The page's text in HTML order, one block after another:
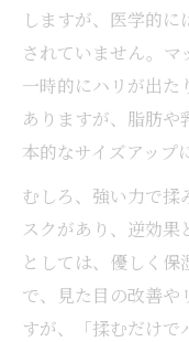
しますが、医学的
されていません。マ
一時的にハリが出た
ありますが、脂肪や
本的なサイズアップ
むしろ、強い力で揉
スクがあり、逆効果
としては、優しく保
で、見た目の改善や
すが、「揉むだけで